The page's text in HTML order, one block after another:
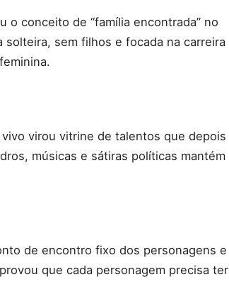
o conceito de “família encontrada” no
sem filhos e focada na carreira
virou vitrine de talentos que depois
músicas e sátiras políticas mantém
de encontro fixo dos personagens e
que cada personagem precisa ter